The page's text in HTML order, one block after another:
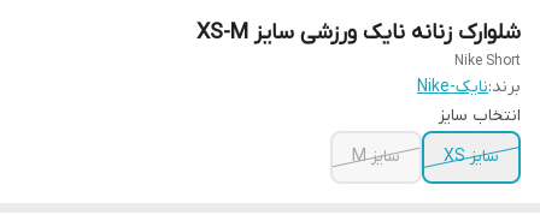
شلوارک زنانه نایک ورزشی سایز XS-M
Nike Short
برند:نایک-Nike
انتخاب سایز
سایز XS
سایز M